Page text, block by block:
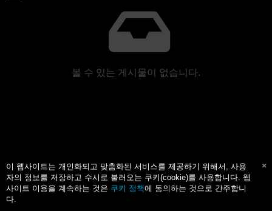
볼 수 있는 게시물이 없습니다.
이 웹사이트는 개인화되고 맞춤화된 서비스를 제공하기 위해서, 사용
자의 정보를 저장하고 수시로 불러오는 쿠키(cookie)를 사용합니다. 웹
사이트 이용을 계속하는 것은 쿠키 정책에 동의하는 것으로 간주합니
다.